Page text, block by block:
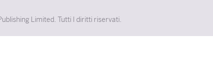
Limited. Tutti I diritti riservati.